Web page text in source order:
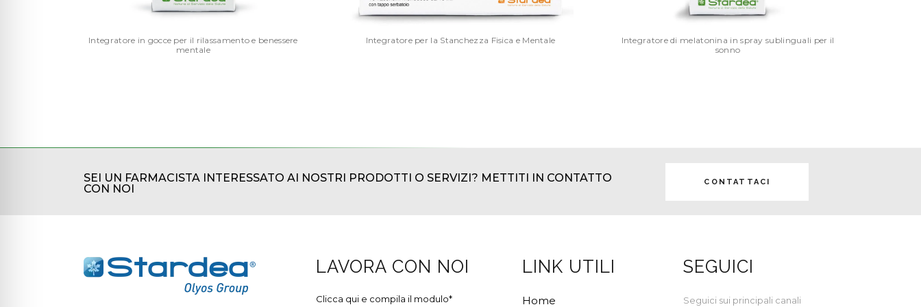
Integratore in gocce per il rilassamento e benessere
mentale
Integratore per la Stanchezza Fisica e Mentale
Integratore di melatonina in spray sublinguali per il
sonno
SEI UN FARMACISTA INTERESSATO AI NOSTRI PRODOTTI O SERVIZI? METTITI IN CONTATTO
CON NOI
CONTATTACI
LAVORA CON NOI
Clicca qui e compila il modulo*
LINK UTILI
Home
SEGUICI
Seguici sui principali canali